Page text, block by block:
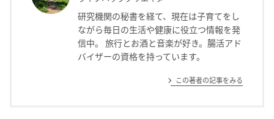
研究機関の秘書を経て、現在は子育てをし
ながら毎日の生活や健康に役立つ情報を発
信中。 旅行とお酒と音楽が好き。腸活アド
バイザーの資格を持っています。
この著者の記事をみる